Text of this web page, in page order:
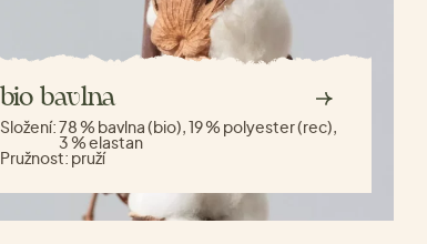
bio bavlna
Složení:78 % bavlna (bio), 19 % polyester (rec),
3 % elastan
Pružnost: pruží